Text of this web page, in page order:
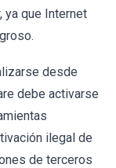
ya que Internet
desde
debe activarse
ilegal de
de terceros